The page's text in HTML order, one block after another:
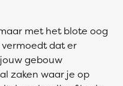
met het blote oog
vermoedt dat er
gebouw
zaken waar je op